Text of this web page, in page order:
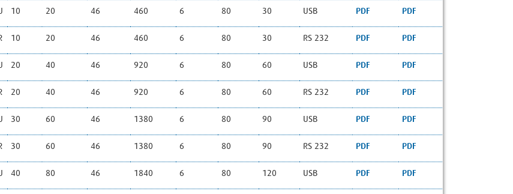
10 20 46 460 6 80 30 USB PDF​​​​​​​​​​​​​​ PDF
10 20 46 460 6 80 30 RS 232 PDF​​​​​​​​​​​​​​ PDF
20 40 46 920 6 80 60 USB PDF PDF
20 40 46 920 6 80 60 RS 232 PDF PDF
30 60 46 1380 6 80 90 USB PDF​​​​​​​ PDF
30 60 46 1380 6 80 90 RS 232 PDF​​​​​​​ PDF
40 80 46 1840 6 80 120 USB PDF PDF